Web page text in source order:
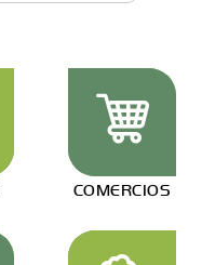
COMERCIOS